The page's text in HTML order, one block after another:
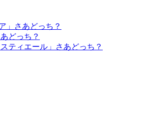
」さあどっち？
どっち？
ティエール」さあどっち？